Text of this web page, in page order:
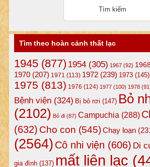
Tìm theo hoàn cảnh thất lạc
1945(877) 1954(305) 1967(92)
1970(207) 1971 (113) 1972(239) 1973(145)
1975 (813) 1976 (124) 1977(100) 1978
Bệnh viện(324) Bị bỏ rơi (147) Bỏ
(2102) Bỏ đi(87) Campuchia (288)
(632) Cho con (545)Chạy loạn
(2564) Cô nhi viện (606) Di
gia đình(137) mất liên lạc